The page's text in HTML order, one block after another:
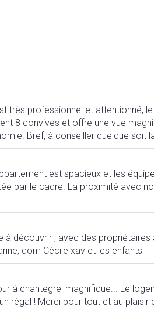
très professionnel et attentionné,
8 convives et offre une vue
Bref, à conseiller quelque soit la
est spacieux et les
par le cadre. La proximité avec
découvrir , avec des
dom Cécile xav et les enfants
à chantegrel magnifique... Le
régal ! Merci pour tout et au